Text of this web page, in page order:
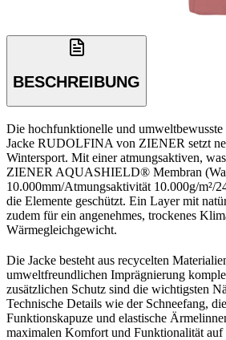
BESCHREIBUNG
Die hochfunktionelle und
Jacke RUDOLFINA von ZIENER setzt
Wintersport. Mit einer atmungsaktiven,
ZIENER AQUASHIELD® Membran
10.000mm/Atmungsaktivität 10.000g/m²/
die Elemente geschützt. Ein Layer mit
zudem für ein angenehmes, trockenes
Wärmegleichgewicht.
Die Jacke besteht aus recycelten
umweltfreundlichen Imprägnierung
zusätzlichen Schutz sind die wichtigsten
Technische Details wie der Schneefang,
Funktionskapuze und elastische
maximalen Komfort und Funktionalität auf